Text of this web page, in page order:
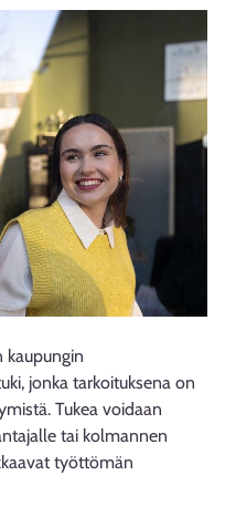
kaupungin
jonka tarkoituksena on
Tukea voidaan
tai kolmannen
työttömän